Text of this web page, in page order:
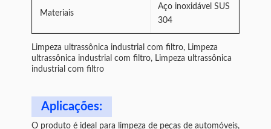
Materiais
Aço inoxidável SUS
304
Limpeza ultrassônica industrial com filtro, Limpeza
ultrassônica industrial com filtro, Limpeza ultrassônica
industrial com filtro
Aplicações:
O produto é ideal para limpeza de peças de automóveis,